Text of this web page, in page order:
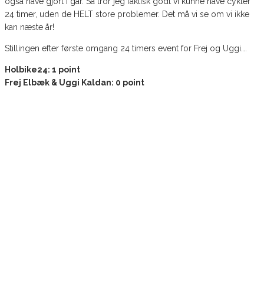
24 timer, uden de HELT store problemer. Det må vi se om vi ikke
kan næste år!
Stillingen efter første omgang 24 timers event for Frej og Uggi….
Holbike24: 1 point
Frej Elbæk & Uggi Kaldan: 0 point